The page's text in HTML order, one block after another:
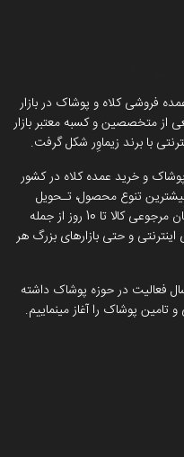
زمینه عمده فروشی کلاه و پوشاک در بازار
سال 1400 با تشکل جمعی از متخصصین و کسبه معتبر بازار
با برند زیماوِر شکل گرفت.
و خرید عمده کلاه در کشور
تنوع محصول، تـحویل
فـوری و رایـگان درب منزل یا محل کار، امکان مرجوعی کالا تا 10 روز از جمله
اینترنتی و حتی بازارهای بزرگ هر
با پشتوانه و اعتباری که بیش از 43 سال فعالیت در حوزه پوشاک داشته
تامین پوشاک را آغاز مینماییم.